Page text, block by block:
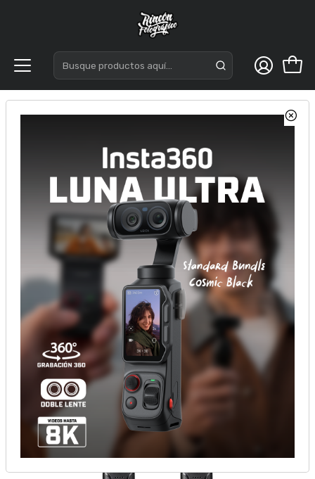
Inicio Micrófonos
Lavalier
Boya BY-WM3T2-M2 Micrófono Inalámbrico Doble 50